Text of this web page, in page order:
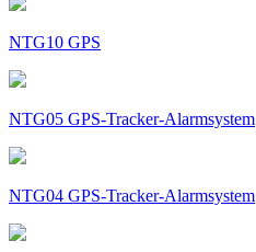
NTG10 GPS
NTG05 GPS-Tracker-Alarmsystem
NTG04 GPS-Tracker-Alarmsystem